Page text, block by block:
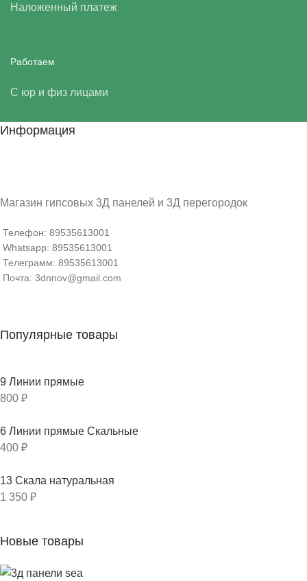
Наложенный платеж
Работаем
С юр и физ лицами
Информация
Магазин гипсовых 3Д панелей и 3Д перегородок
Телефон: 89535613001
Whatsapp: 89535613001
Телеграмм: 89535613001
Почта: 3dnnov@gmail.com
Популярные товары
9 Линии прямые
800 ₽
6 Линии прямые Скальные
400 ₽
13 Скала натуральная
1 350 ₽
Новые товары